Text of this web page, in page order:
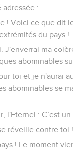
adressée :
! Voici ce que dit
du pays !
J'enverrai ma
abominables
toi et je n'aurai
abominables se
l'Eternel : C’est
réveille contre toi
! Le moment